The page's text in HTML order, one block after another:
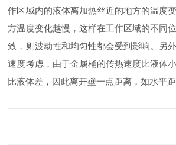
作区域内的液体离加热丝近的地方的温度
方温度变化越慢，这样在工作区域的不同
致，则波动性和均匀性都会受到影响。另
速度考虑，由于金属桶的传热速度比液体
比液体差，因此离开壁一点距离，如水平距